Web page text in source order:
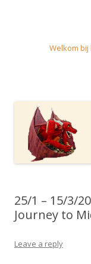
Welkom
25/1 – 15/3/
Journey to
Leave a reply